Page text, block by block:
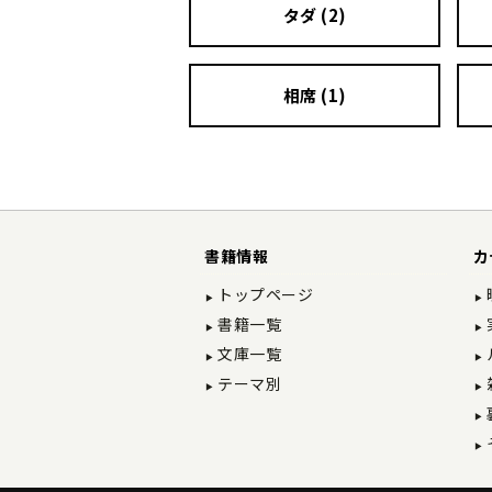
タダ (2)
相席 (1)
書籍情報
トップページ
書籍一覧
文庫一覧
テーマ別